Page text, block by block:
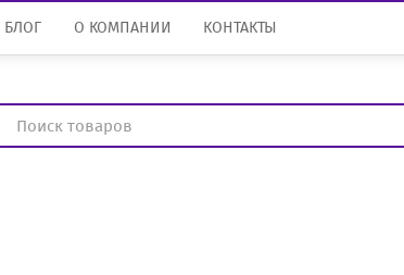
БЛОГ О КОМПАНИИ КОНТАКТЫ